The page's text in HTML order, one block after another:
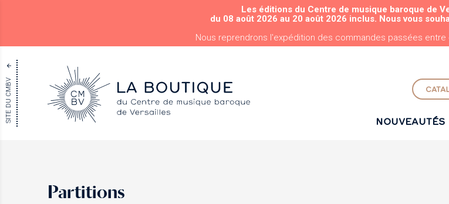
ALLER AU CONTENU
Les éditions du Centre de musique baroque de
du 08 août 2026 au 20 août 2026 inclus. Nous vous
Nous reprendrons l'expédition des commandes passées entre
SITE DU CMBV NOUVEAUTÉS
Partitions